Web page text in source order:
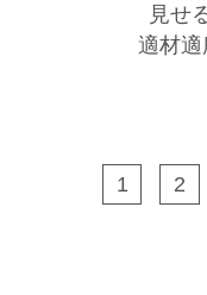
1 2
見せ
適材適